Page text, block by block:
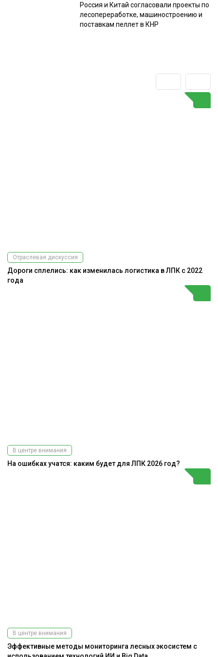
Россия и Китай согласовали проекты по
лесопереработке, машиностроению и
поставкам пеллет в КНР
Отраслевая дискуссия
Дороги сплелись: как изменилась логистика в ЛПК с 2022
года
В центре внимания
На ошибках учатся: каким будет для ЛПК 2026 год?
В центре внимания
Эффективные методы мониторинга лесных экосистем с